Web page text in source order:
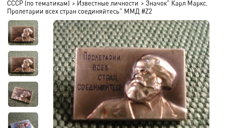
СССР (по тематикам) > Известные личности > Значок" Карл Маркс.
Пролетарии всех стран соединяйтесь" ММД #Z2